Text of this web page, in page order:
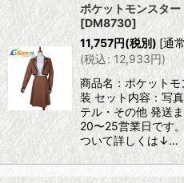
ポケットモンスタ
[DM8730]
11,757円(税別) [通
(税込: 12,933円)
商品名：ポケット
装 セット内容：写
テル・その他 発送
20〜25営業日です
ついて詳しくは↓…